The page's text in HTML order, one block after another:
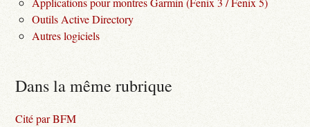
Outils Active Directory
Autres logiciels
Dans la même rubrique
Cité par BFM